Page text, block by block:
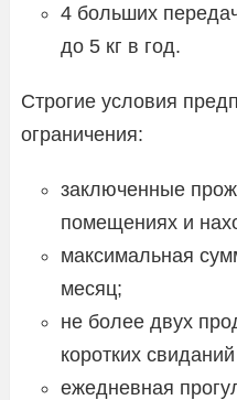
4 больших
до 5 кг в год.
Строгие условия
ограничения:
заключенные
помещениях и
максимальная
месяц;
не более двух
коротких
ежедневная